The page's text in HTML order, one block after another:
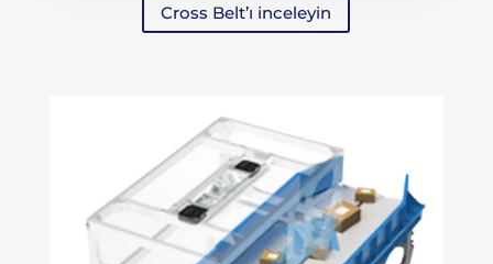
Cross Belt’ı inceleyin